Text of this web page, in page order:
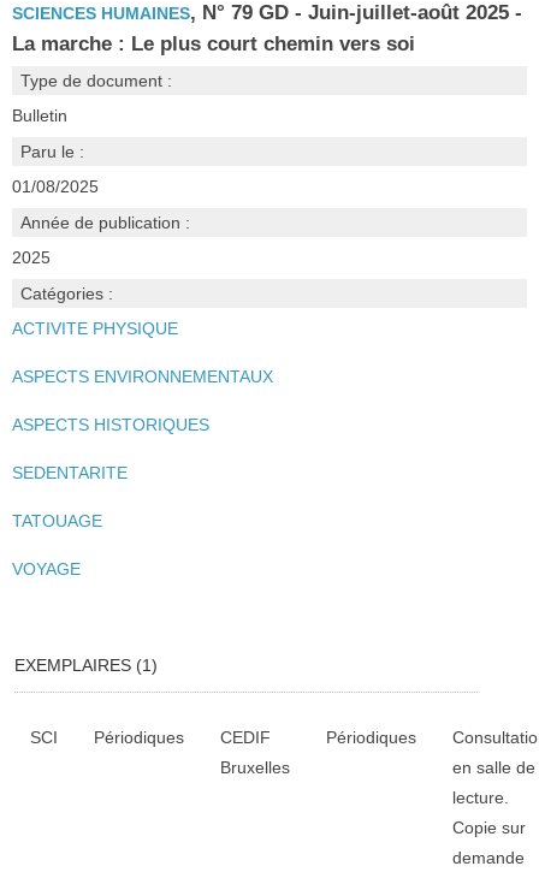
SCIENCES HUMAINES, N° 79 GD - Juin-juillet-août 2025 -
La marche : Le plus court chemin vers soi
Type de document :
Bulletin
Paru le :
01/08/2025
Année de publication :
2025
Catégories :
ACTIVITE PHYSIQUE
ASPECTS ENVIRONNEMENTAUX
ASPECTS HISTORIQUES
SEDENTARITE
TATOUAGE
VOYAGE
EXEMPLAIRES (1)
SCI
Périodiques
CEDIF
Bruxelles
Périodiques
en salle de
lecture.
Copie sur
demande